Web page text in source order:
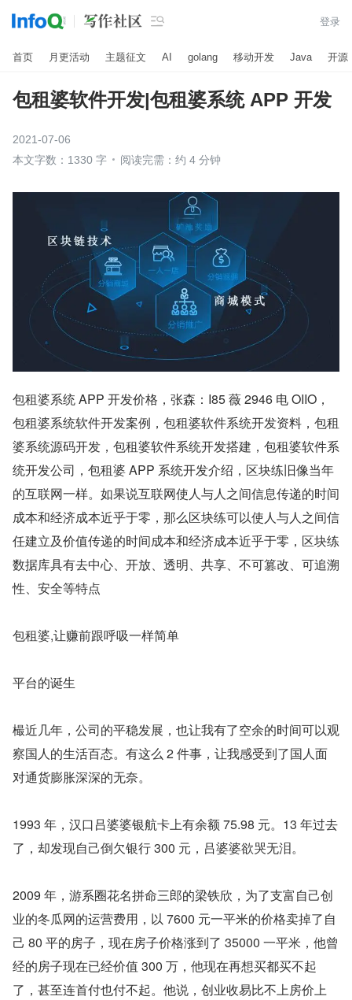
 登录
首页 月更活动 主题征文 AI golang 移动开发 Java 开源
包租婆软件开发|包租婆系统 APP 开发
2021-07-06
本文字数：1330 字
阅读完需：约 4 分钟
包租婆系统 APP 开发价格，张森：I85 薇 2946 电 OIIO，
包租婆系统软件开发案例，包租婆软件系统开发资料，包租
婆系统源码开发，包租婆软件系统开发搭建，包租婆软件系
统开发公司，包租婆 APP 系统开发介绍，区块练旧像当年
的互联网一样。如果说互联网使人与人之间信息传递的时间
成本和经济成本近乎于零，那么区块练可以使人与人之间信
任建立及价值传递的时间成本和经济成本近乎于零，区块练
数据库具有去中心、开放、透明、共享、不可篡改、可追溯
性、安全等特点
包租婆,让赚前跟呼吸一样简单
平台的诞生
樶近几年，公司的平稳发展，也让我有了空余的时间可以观
察国人的生活百态。有这么 2 件事，让我感受到了国人面
对通货膨胀深深的无奈。
1993 年，汉口吕婆婆银航卡上有余额 75.98 元。13 年过去
了，却发现自己倒欠银行 300 元，吕婆婆欲哭无泪。
2009 年，游系圈花名拼命三郎的梁铁欣，为了支富自己创
业的冬瓜网的运营费用，以 7600 元一平米的价格卖掉了自
己 80 平的房子，现在房子价格涨到了 35000 一平米，他曾
经的房子现在已经价值 300 万，他现在再想买都买不起
了，甚至连首付也付不起。他说，创业收易比不上房价上